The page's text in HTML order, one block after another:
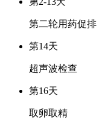
第二轮用药促排
第14天
超声波检查
第16天
取卵取精